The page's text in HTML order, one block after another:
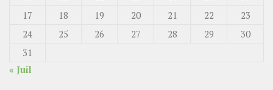
17
18 19 20 21 22
23
24
25 26 27 28 29
30
31
« Juil